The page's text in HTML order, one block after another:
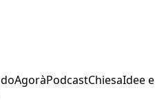
AgoràPodcastChiesaIdee e